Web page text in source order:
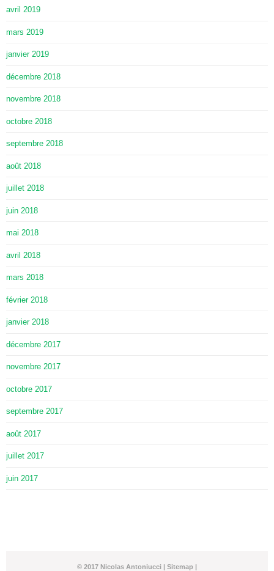
avril 2019
mars 2019
janvier 2019
décembre 2018
novembre 2018
octobre 2018
septembre 2018
août 2018
juillet 2018
juin 2018
mai 2018
avril 2018
mars 2018
février 2018
janvier 2018
décembre 2017
novembre 2017
octobre 2017
septembre 2017
août 2017
juillet 2017
juin 2017
© 2017 Nicolas Antoniucci | Sitemap